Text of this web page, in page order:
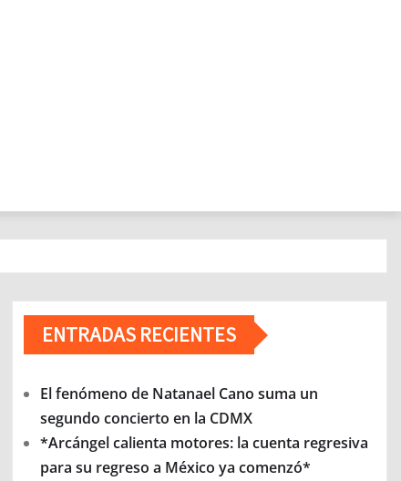
ENTRADAS RECIENTES
El fenómeno de Natanael Cano suma un
segundo concierto en la CDMX
*Arcángel calienta motores: la cuenta regresiva
para su regreso a México ya comenzó*